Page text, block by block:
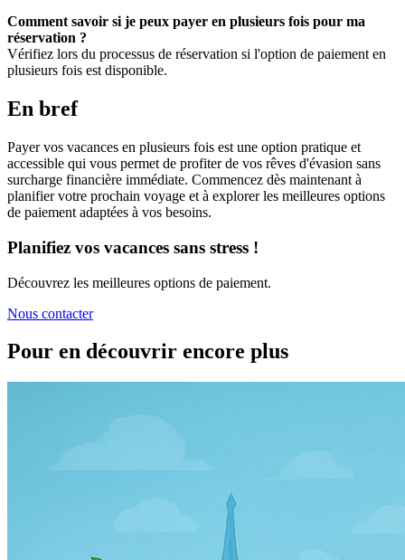
Comment savoir si je peux payer en plusieurs fois pour ma
réservation ?
Vérifiez lors du processus de réservation si l'option de paiement en
plusieurs fois est disponible.
En bref
Payer vos vacances en plusieurs fois est une option pratique et
accessible qui vous permet de profiter de vos rêves d'évasion sans
surcharge financière immédiate. Commencez dès maintenant à
planifier votre prochain voyage et à explorer les meilleures options
de paiement adaptées à vos besoins.
Planifiez vos vacances sans stress !
Découvrez les meilleures options de paiement.
Nous contacter
Pour en découvrir encore plus